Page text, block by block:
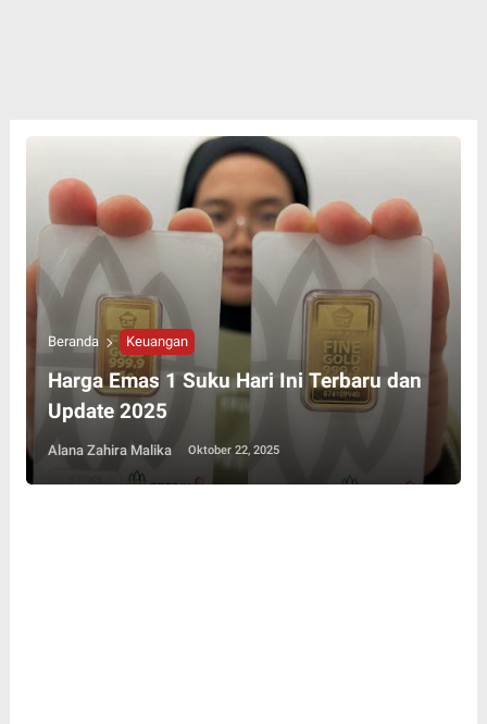
Beranda Keuangan
Harga Emas 1 Suku Hari Ini Terbaru dan
Update 2025
Alana Zahira Malika Oktober 22, 2025